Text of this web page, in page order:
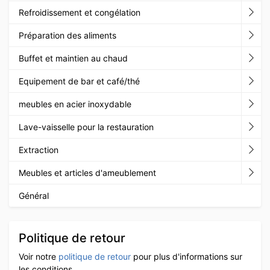
Refroidissement et congélation
Préparation des aliments
Buffet et maintien au chaud
Equipement de bar et café/thé
meubles en acier inoxydable
Lave-vaisselle pour la restauration
Extraction
Meubles et articles d'ameublement
Général
Politique de retour
Voir notre politique de retour pour plus d'informations sur